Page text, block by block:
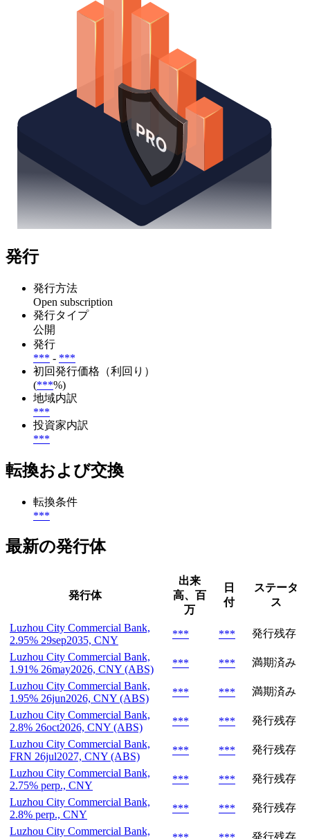
発行
発行方法
Open subscription
発行タイプ
公開
発行
*** - ***
初回発行価格（利回り）
(***%)
地域内訳
***
投資家内訳
***
転換および交換
転換条件
***
最新の発行体
発行体
出来
高、百
万
日
付
ステータ
ス
Luzhou City Commercial Bank,
2.95% 29sep2035, CNY
*** ***
発行残存
Luzhou City Commercial Bank,
1.91% 26may2026, CNY (ABS)
*** ***
満期済み
Luzhou City Commercial Bank,
1.95% 26jun2026, CNY (ABS)
*** ***
満期済み
Luzhou City Commercial Bank,
2.8% 26oct2026, CNY (ABS)
*** ***
発行残存
Luzhou City Commercial Bank,
FRN 26jul2027, CNY (ABS)
*** ***
発行残存
Luzhou City Commercial Bank,
2.75% perp., CNY
*** ***
発行残存
Luzhou City Commercial Bank,
2.8% perp., CNY
*** ***
発行残存
Luzhou City Commercial Bank,